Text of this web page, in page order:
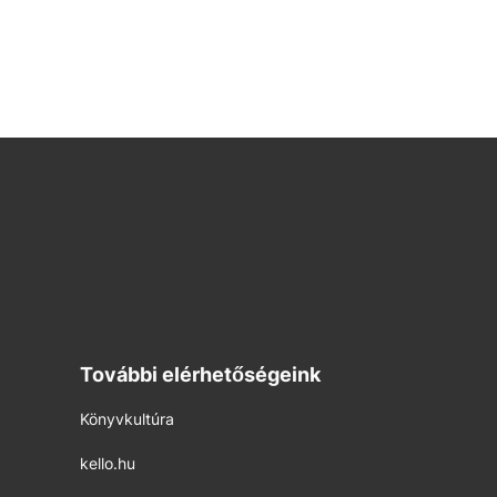
További elérhetőségeink
Könyvkultúra
kello.hu